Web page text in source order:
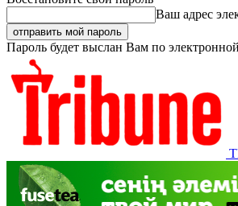
Ваш адрес
Пароль будет выслан Вам по